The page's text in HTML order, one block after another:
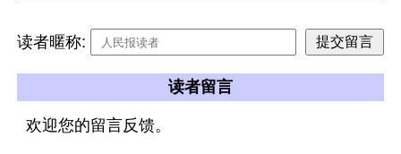
读者暱称:
读者留言
欢迎您的留言反馈。